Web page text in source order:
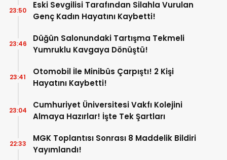
Eski Sevgilisi Tarafından Silahla Vurulan
Genç Kadın Hayatını Kaybetti!
23:50
Düğün Salonundaki Tartışma Tekmeli
Yumruklu Kavgaya Dönüştü!
23:46
Otomobil İle Minibüs Çarpıştı! 2 Kişi
Hayatını Kaybetti!
23:41
Cumhuriyet Üniversitesi Vakfı Kolejini
Almaya Hazırlar! İşte Tek Şartları
23:04
MGK Toplantısı Sonrası 8 Maddelik Bildiri
Yayımlandı!
22:33